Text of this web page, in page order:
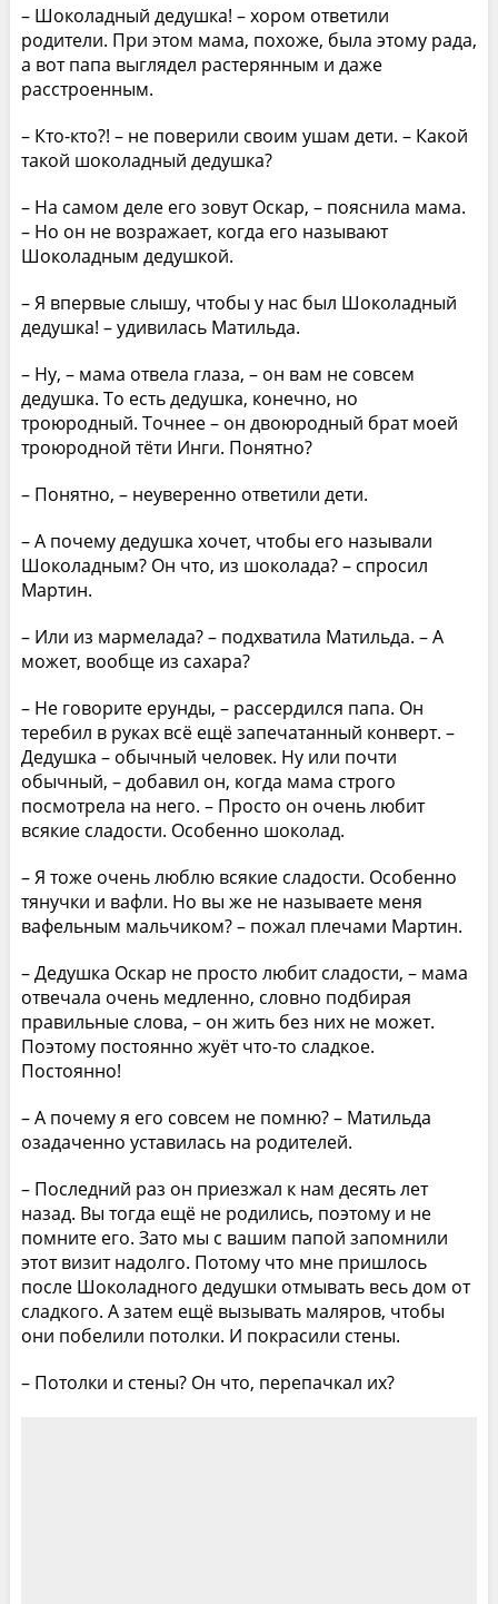
– Шоколадный дедушка! – хором ответили
родители. При этом мама, похоже, была этому рада,
а вот папа выглядел растерянным и даже
расстроенным.
– Кто-кто?! – не поверили своим ушам дети. – Какой
такой шоколадный дедушка?
– На самом деле его зовут Оскар, – пояснила мама.
– Но он не возражает, когда его называют
Шоколадным дедушкой.
– Я впервые слышу, чтобы у нас был Шоколадный
дедушка! – удивилась Матильда.
– Ну, – мама отвела глаза, – он вам не совсем
дедушка. То есть дедушка, конечно, но
троюродный. Точнее – он двоюродный брат моей
троюродной тёти Инги. Понятно?
– Понятно, – неуверенно ответили дети.
– А почему дедушка хочет, чтобы его называли
Шоколадным? Он что, из шоколада? – спросил
Мартин.
– Или из мармелада? – подхватила Матильда. – А
может, вообще из сахара?
– Не говорите ерунды, – рассердился папа. Он
теребил в руках всё ещё запечатанный конверт. –
Дедушка – обычный человек. Ну или почти
обычный, – добавил он, когда мама строго
посмотрела на него. – Просто он очень любит
всякие сладости. Особенно шоколад.
– Я тоже очень люблю всякие сладости. Особенно
тянучки и вафли. Но вы же не называете меня
вафельным мальчиком? – пожал плечами Мартин.
– Дедушка Оскар не просто любит сладости, – мама
отвечала очень медленно, словно подбирая
правильные слова, – он жить без них не может.
Поэтому постоянно жуёт что-то сладкое.
Постоянно!
– А почему я его совсем не помню? – Матильда
озадаченно уставилась на родителей.
– Последний раз он приезжал к нам десять лет
назад. Вы тогда ещё не родились, поэтому и не
помните его. Зато мы с вашим папой запомнили
этот визит надолго. Потому что мне пришлось
после Шоколадного дедушки отмывать весь дом от
сладкого. А затем ещё вызывать маляров, чтобы
они побелили потолки. И покрасили стены.
– Потолки и стены? Он что, перепачкал их?